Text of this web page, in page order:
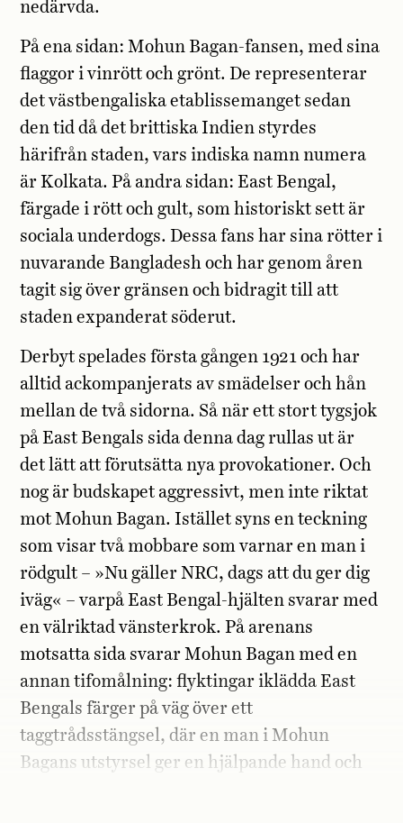
nedärvda.
På ena sidan: Mohun Bagan-fansen, med sina
flaggor i vinrött och grönt. De representerar
det västbengaliska etablissemanget sedan
den tid då det brittiska Indien styrdes
härifrån staden, vars indiska namn numera
är Kolkata. På andra sidan: East Bengal,
färgade i rött och gult, som historiskt sett är
sociala underdogs. Dessa fans har sina rötter i
nuvarande Bangladesh och har genom åren
tagit sig över gränsen och bidragit till att
staden expanderat söderut.
Derbyt spelades första gången 1921 och har
alltid ackompanjerats av smädelser och hån
mellan de två sidorna. Så när ett stort tygsjok
på East Bengals sida denna dag rullas ut är
det lätt att förutsätta nya provokationer. Och
nog är budskapet aggressivt, men inte riktat
mot Mohun Bagan. Istället syns en teckning
som visar två mobbare som varnar en man i
rödgult – »Nu gäller NRC, dags att du ger dig
iväg« – varpå East Bengal-hjälten svarar med
en välriktad vänsterkrok. På arenans
motsatta sida svarar Mohun Bagan med en
annan tifomålning: flyktingar iklädda East
Bengals färger på väg över ett
taggtrådsstängsel, där en man i Mohun
Bagans utstyrsel ger en hjälpande hand och